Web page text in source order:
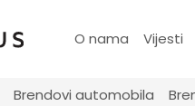
O nama Vijesti
Brendovi automobila